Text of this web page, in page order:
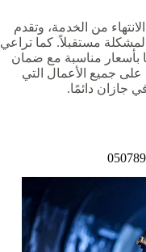
من الخدمة، وتقدم
مستقبلاً. كما تراعي
بأسعار مناسبة مع ضمان
على جميع الأعمال التي
جازان دائمًا.